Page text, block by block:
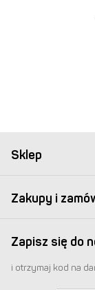
Sklep
Zakupy i
Zapisz się do
i otrzymaj kod na